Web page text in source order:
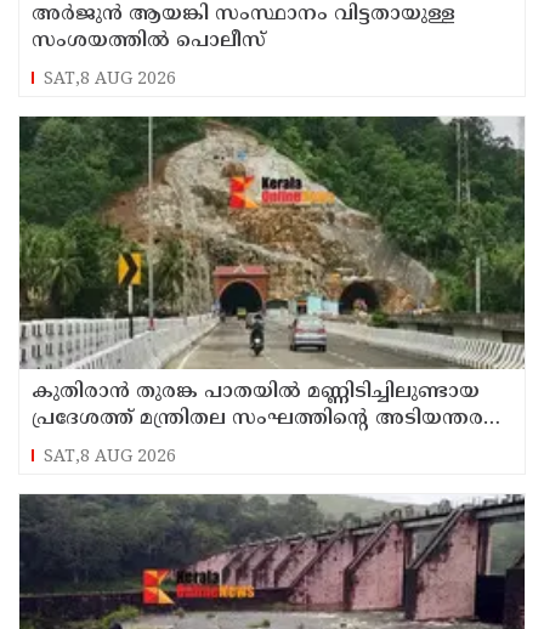
അര്‍ജുന്‍ ആയങ്കി സംസ്ഥാനം വിട്ടതായുള്ള
സംശയത്തില്‍ പൊലീസ്
SAT,8 AUG 2026
കുതിരാന്‍ തുരങ്ക പാതയില്‍ മണ്ണിടിച്ചിലുണ്ടായ
പ്രദേശത്ത് മന്ത്രിതല സംഘത്തിന്റെ അടിയന്തര
സന്ദര്‍ശനം
SAT,8 AUG 2026